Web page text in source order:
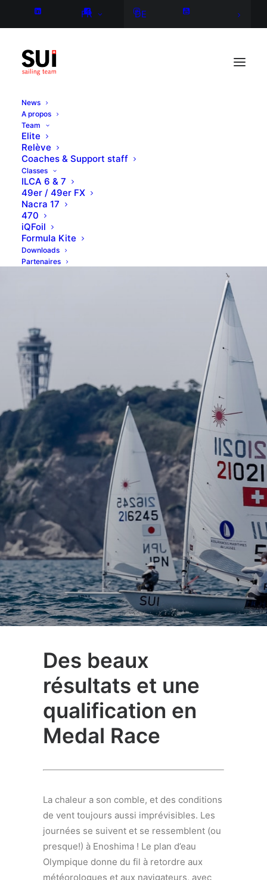
FR DE
News
A propos
Team
Elite
Relève
Coaches & Support staff
Classes
ILCA 6 & 7
49er / 49er FX
Nacra 17
470
iQFoil
Formula Kite
Downloads
Partenaires
Des beaux
résultats et une
qualification en
Medal Race
La chaleur a son comble, et des conditions
de vent toujours aussi imprévisibles. Les
journées se suivent et se ressemblent (ou
presque!) à Enoshima ! Le plan d’eau
Olympique donne du fil à retordre aux
météorologues et aux navigateurs, avec